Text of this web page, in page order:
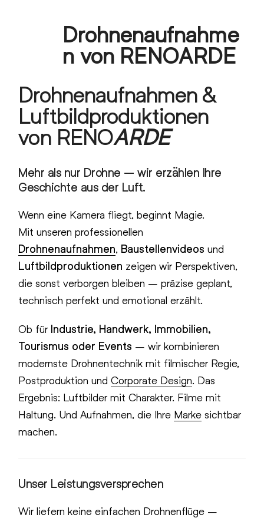
Drohnenaufnahme
n von RENOARDE
Drohnenaufnahmen &
Luftbildproduktionen
von RENOARDE
Mehr als nur Drohne – wir erzählen Ihre
Geschichte aus der Luft.
Wenn eine Kamera fliegt, beginnt Magie.
Mit unseren professionellen
Drohnenaufnahmen, Baustellenvideos und
Luftbildproduktionen zeigen wir Perspektiven,
die sonst verborgen bleiben – präzise geplant,
technisch perfekt und emotional erzählt.
Ob für Industrie, Handwerk, Immobilien,
Tourismus oder Events – wir kombinieren
modernste Drohnentechnik mit filmischer Regie,
Postproduktion undCorporate Design. Das
Ergebnis: Luftbilder mit Charakter. Filme mit
Haltung. Und Aufnahmen, die Ihre Marke sichtbar
machen.
Unser Leistungsversprechen
Wir liefern keine einfachen Drohnenflüge –